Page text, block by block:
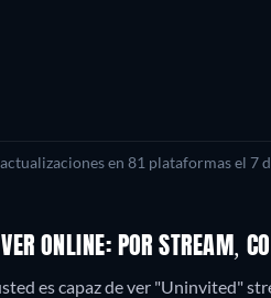
en 81 plataformas el 7
ONLINE: POR STREAM,
es capaz de ver "Uninvited"